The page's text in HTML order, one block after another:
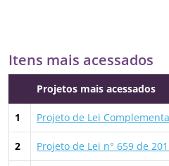
Itens mais acessados
Projetos mais acessados
1 Projeto de Lei
2 Projeto de Lei n° 659 de